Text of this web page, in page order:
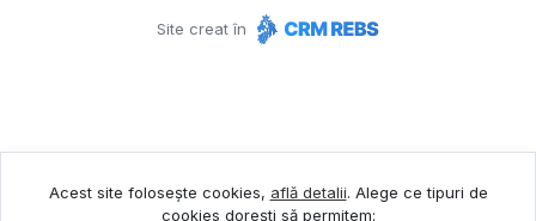
Site creat în
Acest site folosește cookies, află detalii. Alege ce tipuri de
cookies dorești să permitem: